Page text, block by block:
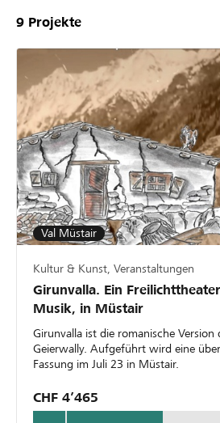
9 Projekte
Val Müstair
Kultur & Kunst, Veranstaltungen
Girunvalla. Ein
Musik, in Müstair
Girunvalla ist die romanische Version
Geierwally. Aufgeführt wird eine
Fassung im Juli 23 in Müstair.
CHF 4’465